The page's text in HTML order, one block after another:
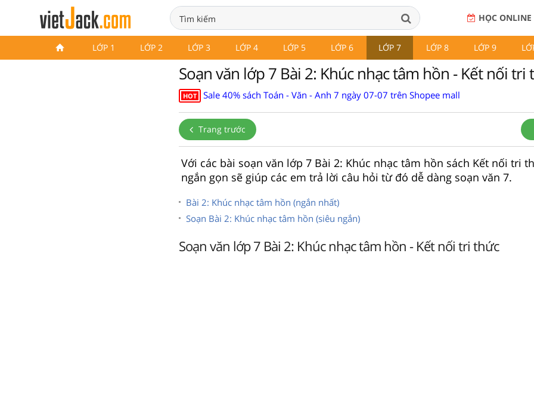
HỌC ONLINE
LỚP 1 LỚP 2 LỚP 3 LỚP 4 LỚP 5 LỚP 6 LỚP 7 LỚP 8 LỚP 9
Soạn văn lớp 7 Bài 2: Khúc nhạc tâm hồn - Kết nối tri
HOT Sale 40% sách Toán - Văn - Anh 7 ngày 07-07 trên Shopee mall
Trang trước
Với các bài soạn văn lớp 7 Bài 2: Khúc nhạc tâm hồn sách Kết nối tri
ngắn gọn sẽ giúp các em trả lời câu hỏi từ đó dễ dàng soạn văn 7.
Bài 2: Khúc nhạc tâm hồn (ngắn nhất)
Soạn Bài 2: Khúc nhạc tâm hồn (siêu ngắn)
Soạn văn lớp 7 Bài 2: Khúc nhạc tâm hồn - Kết nối tri thức